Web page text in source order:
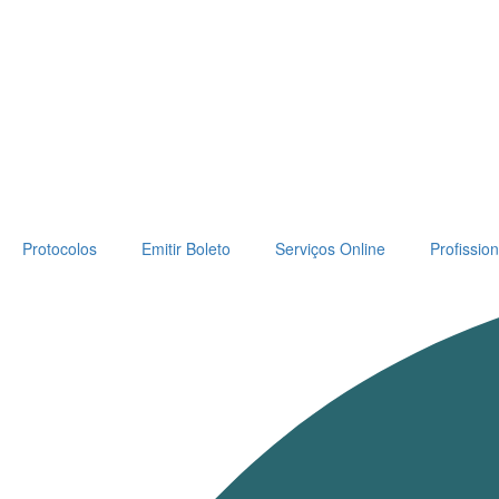
Protocolos Emitir Boleto Serviços Online